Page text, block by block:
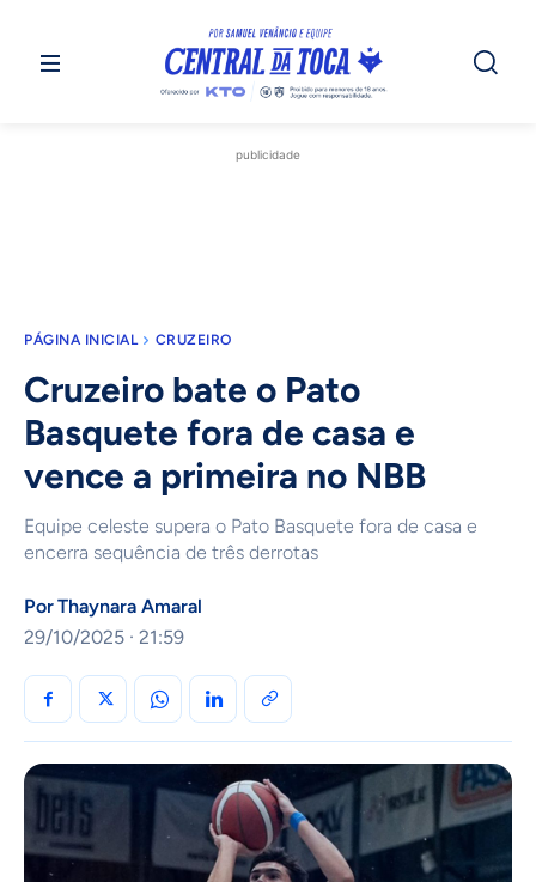
publicidade
PÁGINA INICIAL CRUZEIRO
Cruzeiro bate o Pato
Basquete fora de casa e
vence a primeira no NBB
Equipe celeste supera o Pato Basquete fora de casa e
encerra sequência de três derrotas
PorThaynara Amaral
29/10/2025 · 21:59